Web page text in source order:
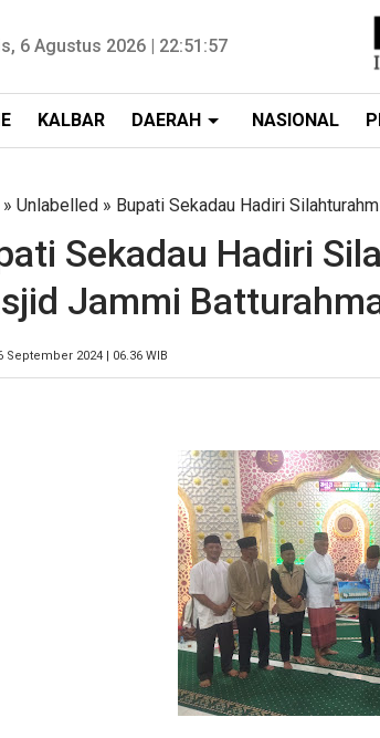
6 Agustus 2026 | 22:51:58
KALBAR DAERAH NASIONAL
» Unlabelled » Bupati Sekadau Hadiri
Sekadau Hadiri
Jammi
September 2024 | 06.36 WIB